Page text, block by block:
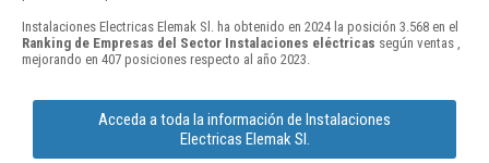
Instalaciones Electricas Elemak Sl. ha obtenido en 2024 la posición 3.568 en el
Ranking de Empresas del Sector Instalaciones eléctricas según ventas ,
mejorando en 407 posiciones respecto al año 2023.
Acceda a toda la información de Instalaciones
Electricas Elemak Sl.